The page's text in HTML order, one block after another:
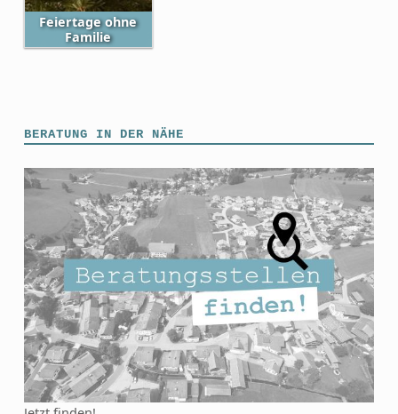
Feiertage ohne
Familie
BERATUNG IN DER NÄHE